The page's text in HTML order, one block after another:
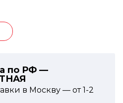
по РФ —
в Москву — от1-2